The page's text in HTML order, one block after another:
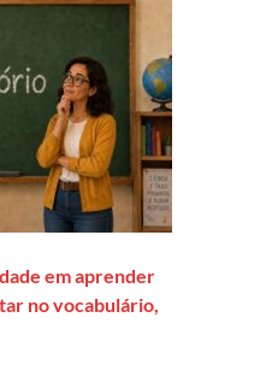
em aprender
no vocabulário,